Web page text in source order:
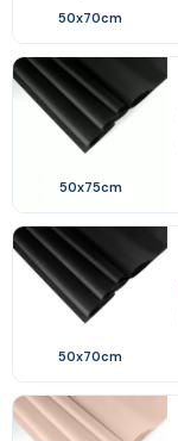
50x70cm
50x75cm
50x70cm